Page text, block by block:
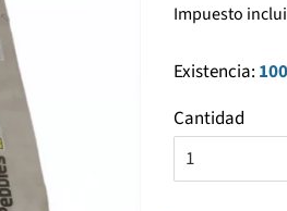
Impuesto
Existencia: 100
Cantidad